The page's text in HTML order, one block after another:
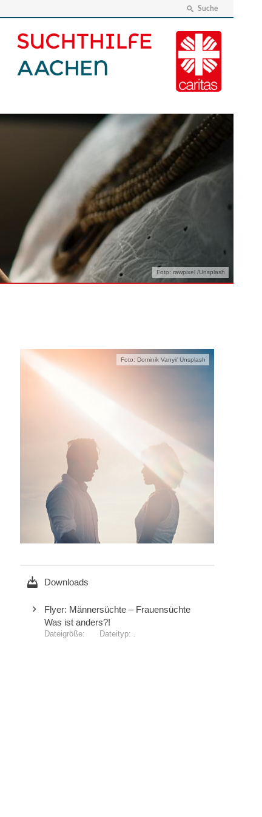
Suche
Foto: rawpixel /Unsplash
Foto: Dominik Vanyi/ Unsplash
Downloads
Flyer: Männersüchte – Frauensüchte
Was ist anders?!